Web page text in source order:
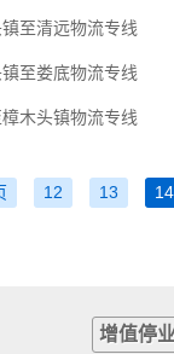
至清远物流专线
至娄底物流专线
木头镇物流专线
12 13 14
增值停